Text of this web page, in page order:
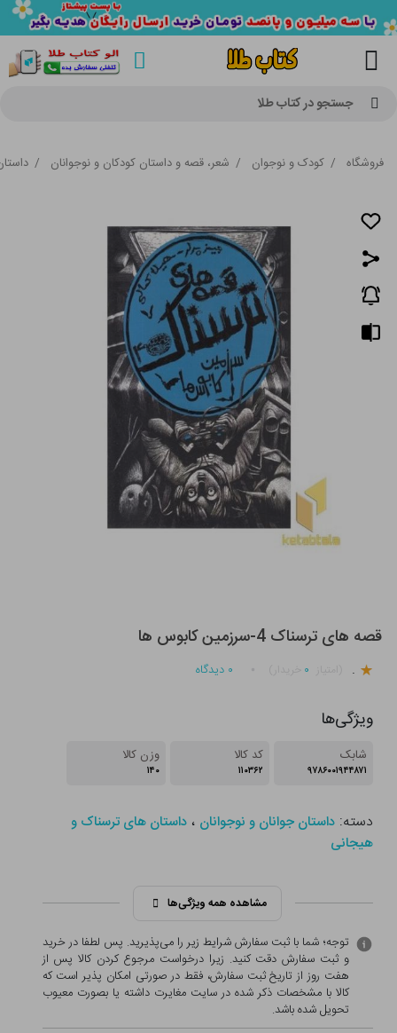
جستجو در کتاب طلا
فروشگاه / کودک و نوجوان / شعر، قصه و داستان کودکان و نوجوانان /
قصه های ترسناک 4-سرزمین کابوس ها
. ۰ ۰ دیدگاه
ویژگی‌ها
شابک
۹۷۸۶۰۰۱۹۴۴۸۷۱
کد کالا
۱۱۰۳۶۲
وزن کالا
۱۴۰
دسته:داستان جوانان و نوجوانان ،داستان های ترسناک و
هیجانی
مشاهده همه ویژگی‌ها
توجه؛ شما با ثبت سفارش شرایط زیر را می‌پذیرید. پس لطفا در خرید
و ثبت سفارش دقت کنید. زیرا درخواست مرجوع کردن کالا پس از
هفت روز از تاریخ ثبت سفارش، فقط در صورتی امکان پذیر است که
کالا با مشخصات ذکر شده در سایت مغایرت داشته یا بصورت معيوب
تحویل شده باشد.